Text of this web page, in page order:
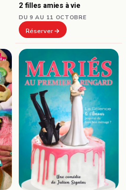
2 filles amies à vie
DU 9 AU 11 OCTOBRE
Réserver